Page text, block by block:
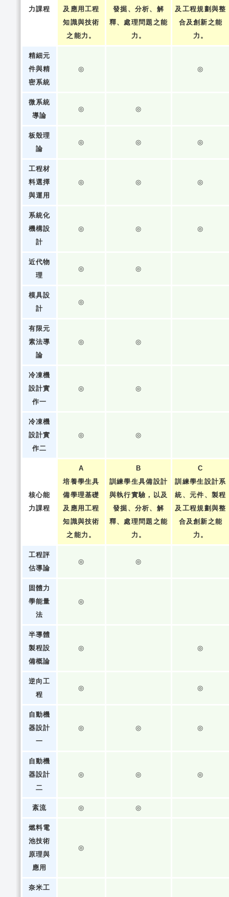
力課程
及應用工程
知識與技術
之能力。
發掘、分析、解
釋、處理問題之能
力。
及工程規劃與整
合及創新之能
力。
精細元
件與精
密系統
◎ ◎
微系統
導論
◎ ◎
板殼理
論
◎ ◎ ◎
工程材
料選擇
與運用
◎ ◎ ◎
系統化
機構設
計
◎ ◎ ◎
近代物
理
◎ ◎
模具設
計
◎
有限元
素法導
論
◎ ◎
冷凍機
設計實
作一
◎ ◎
冷凍機
設計實
作二
◎ ◎
核心能
力課程
A
培養學生具
備學理基礎
及應用工程
知識與技術
之能力。
B
訓練學生具備設計
與執行實驗，以及
發掘、分析、解
釋、處理問題之能
力。
C
訓練學生設計系
統、元件、製程
及工程規劃與整
合及創新之能
力。
工程評
估導論
◎ ◎
固體力
學能量
法
◎
半導體
製程設
備概論
◎ ◎
逆向工
程
◎ ◎
自動機
器設計
一
◎ ◎ ◎
自動機
器設計
二
◎ ◎ ◎
紊流 ◎ ◎
燃料電
池技術
原理與
應用
◎
奈米工